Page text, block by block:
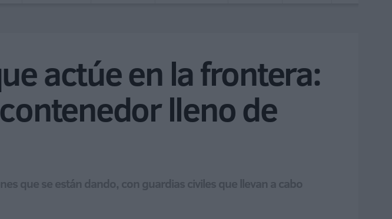
actúe en la frontera:
lleno de
que se están dando, con guardias civiles que llevan a cabo